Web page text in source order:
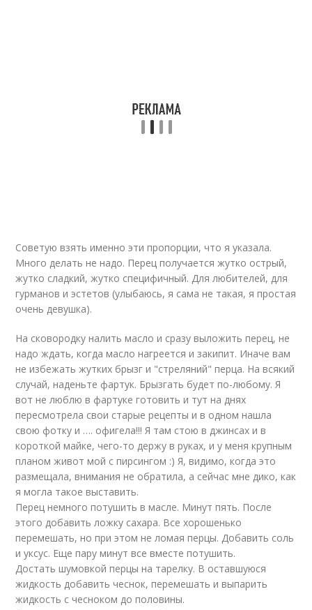
Советую взять именно эти пропорции, что я указала.
Много делать не надо. Перец получается жутко острый,
жутко сладкий, жутко специфичный. Для любителей, для
гурманов и эстетов (улыбаюсь, я сама не такая, я простая
очень девушка).
На сковородку налить масло и сразу выложить перец, не
надо ждать, когда масло нагреется и закипит. Иначе вам
не избежать жутких брызг и "стреляний" перца. На всякий
случай, наденьте фартук. Брызгать будет по-любому. Я
вот не люблю в фартуке готовить и тут на днях
пересмотрела свои старые рецепты и в одном нашла
свою фотку и …. офигела!!! Я там стою в джинсах и в
короткой майке, чего-то держу в руках, и у меня крупным
планом живот мой с пирсингом :) Я, видимо, когда это
размещала, внимания не обратила, а сейчас мне дико, как
я могла такое выставить.
Перец немного потушить в масле. Минут пять. После
этого добавить ложку сахара. Все хорошенько
перемешать, но при этом не ломая перцы. Добавить соль
и уксус. Еще пару минут все вместе потушить.
Достать шумовкой перцы на тарелку. В оставшуюся
жидкость добавить чеснок, перемешать и выпарить
жидкость с чесноком до половины.